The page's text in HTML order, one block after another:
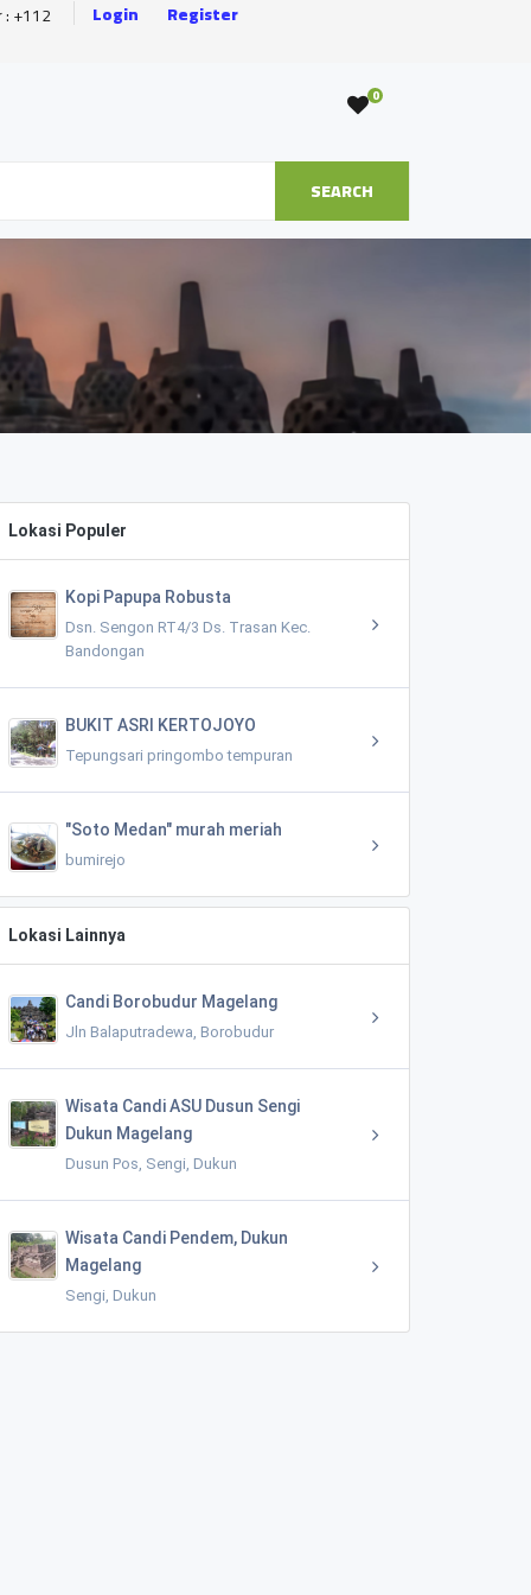
: +112 Login Register
0
SEARCH
Lokasi Populer
Kopi Papupa Robusta
Dsn. Sengon RT4/3 Ds. Trasan Kec.
Bandongan
BUKIT ASRI KERTOJOYO
Tepungsari pringombo tempuran
"Soto Medan" murah meriah
bumirejo
Lokasi Lainnya
Candi Borobudur Magelang
Jln Balaputradewa, Borobudur
Wisata Candi ASU Dusun Sengi
Dukun Magelang
Dusun Pos, Sengi, Dukun
Wisata Candi Pendem, Dukun
Magelang
Sengi, Dukun